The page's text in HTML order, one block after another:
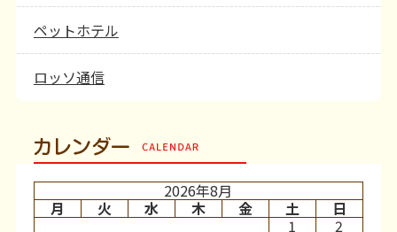
ペットホテル
ロッソ通信
カレンダー
2026年8月
月
火 水 木 金 土 日
1
2